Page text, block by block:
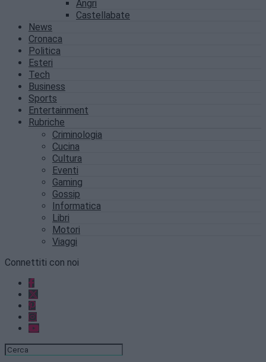
Angri
Castellabate
News
Cronaca
Politica
Esteri
Tech
Business
Sports
Entertainment
Rubriche
Criminologia
Cucina
Cultura
Eventi
Gaming
Gossip
Informatica
Libri
Motori
Viaggi
Connettiti con noi